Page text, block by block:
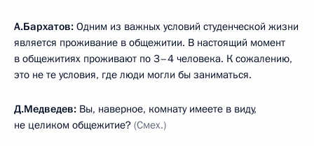
А.Бархатов: Одним из важных условий студенческой жизни
является проживание в общежитии. В настоящий момент
в общежитиях проживают по 3–4 человека. К сожалению,
это не те условия, где люди могли бы заниматься.
Д.Медведев: Вы, наверное, комнату имеете в виду,
не целиком общежитие? (Смех.)